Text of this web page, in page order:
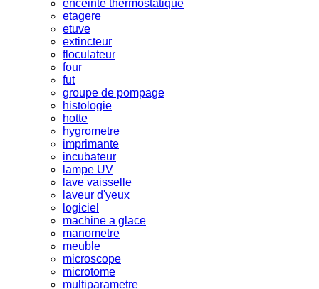
enceinte thermostatique
etagere
etuve
extincteur
floculateur
four
fut
groupe de pompage
histologie
hotte
hygrometre
imprimante
incubateur
lampe UV
lave vaisselle
laveur d'yeux
logiciel
machine a glace
manometre
meuble
microscope
microtome
multiparametre